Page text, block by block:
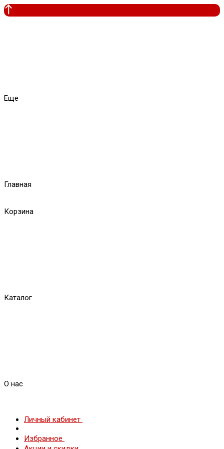
Еще
Главная
Корзина
Каталог
О нас
Личный кабинет
Избранное